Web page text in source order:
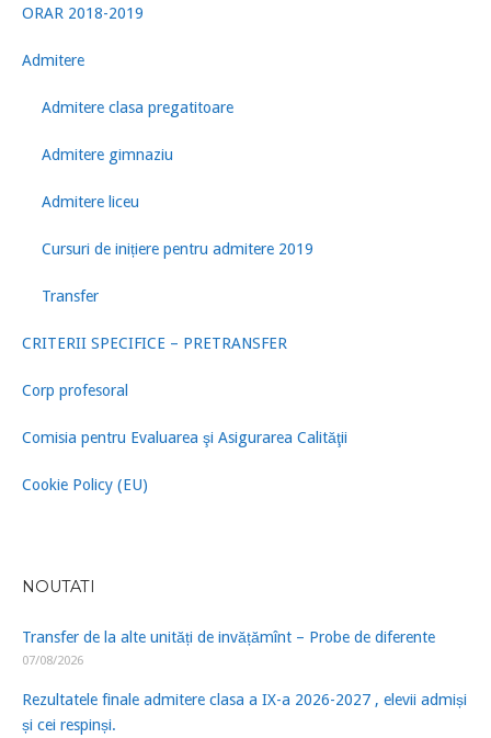
ORAR 2018-2019
Admitere
Admitere clasa pregatitoare
Admitere gimnaziu
Admitere liceu
Cursuri de inițiere pentru admitere 2019
Transfer
CRITERII SPECIFICE – PRETRANSFER
Corp profesoral
Comisia pentru Evaluarea şi Asigurarea Calităţii
Cookie Policy (EU)
NOUTATI
Transfer de la alte unități de invățămînt – Probe de diferente
07/08/2026
Rezultatele finale admitere clasa a IX-a 2026-2027 , elevii admiși
și cei respinși.